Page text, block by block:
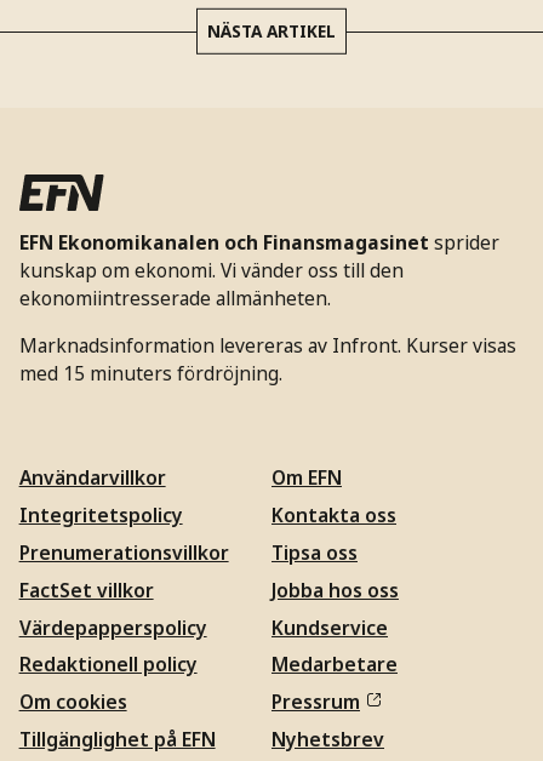
NÄSTA ARTIKEL
EFN Ekonomikanalen och Finansmagasinet sprider
kunskap om ekonomi. Vi vänder oss till den
ekonomiintresserade allmänheten.
Marknadsinformation levereras av Infront. Kurser visas
med 15 minuters fördröjning.
Användarvillkor
Integritetspolicy
Prenumerationsvillkor
FactSet villkor
Värdepapperspolicy
Redaktionell policy
Om cookies
Tillgänglighet på EFN
Om EFN
Kontakta oss
Tipsa oss
Jobba hos oss
Kundservice
Medarbetare
Pressrum
Nyhetsbrev